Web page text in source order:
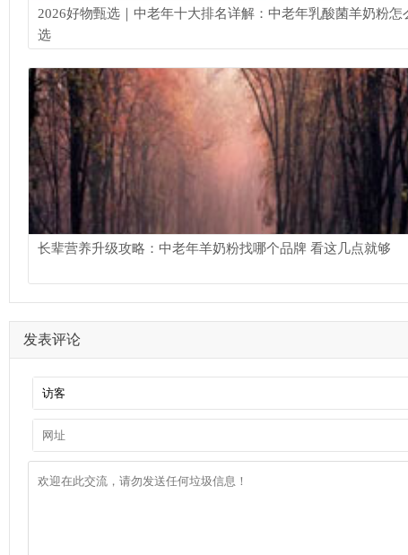
2026好物甄选｜中老年十大排名详解：中老年乳酸菌羊奶粉怎
选
长辈营养升级攻略：中老年羊奶粉找哪个品牌 看这几点就够
发表评论